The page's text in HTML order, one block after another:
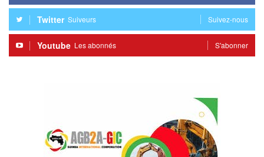
Twitter Suiveurs Suivez-nous
Youtube Les abonnés S'abonner